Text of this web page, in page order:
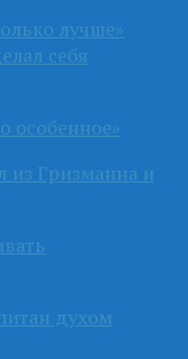
лучше»
себя
особенное»
из Гризманна и
духом